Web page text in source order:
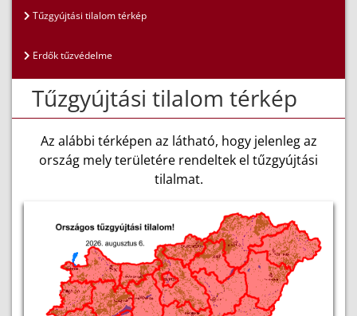
Tűzgyújtási tilalom térkép
Erdők tűzvédelme
Tűzgyújtási tilalom térkép
Az alábbi térképen az látható, hogy jelenleg az
ország mely területére rendeltek el tűzgyújtási
tilalmat.